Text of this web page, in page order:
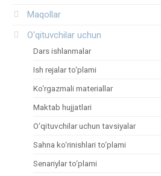
Maqollar
O‘qituvchilar uchun
Dars ishlanmalar
Ish rejalar to‘plami
Ko‘rgazmali materiallar
Maktab hujjatlari
O‘qituvchilar uchun tavsiyalar
Sahna ko‘rinishlari to‘plami
Senariylar to‘plami